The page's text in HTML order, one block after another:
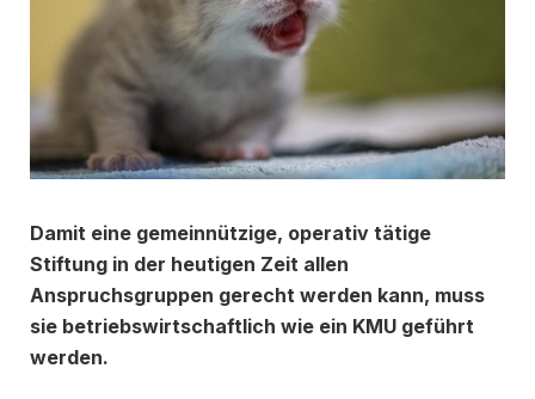
Damit eine gemeinnützige, operativ tätige
Stiftung in der heutigen Zeit allen
Anspruchsgruppen gerecht werden kann, muss
sie betriebswirtschaftlich wie ein KMU geführt
werden.